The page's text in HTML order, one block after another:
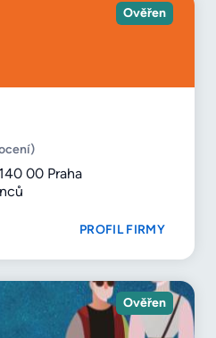
Ověřen
00 Praha
PROFIL FIRMY
Ověřen